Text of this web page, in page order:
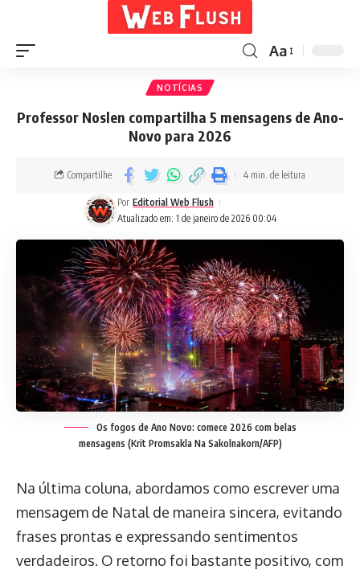
Aa
NOTÍCIAS
Professor Noslen compartilha 5 mensagens de Ano-
Novo para 2026
Atualizado em: 1 de janeiro de 2026 00:04
Por Editorial Web Flush
Compartilhe 4 min. de leitura
Os fogos de Ano Novo: comece 2026 com belas
mensagens (Krit Promsakla Na Sakolnakorn/AFP)
Na última coluna, abordamos como escrever uma
mensagem de Natal de maneira sincera, evitando
frases prontas e expressando sentimentos
verdadeiros. O retorno foi bastante positivo, com